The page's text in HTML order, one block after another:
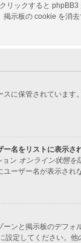
リックすると
示板の cookie を消去
に保管されていま
名をリストに表示さ
ョン オンライン状態を
ーザー名が表示され
ンと掲示板のデフ
設定してください。